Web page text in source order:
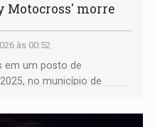
Motocross' morre
às 00:52
em um posto de
no município de